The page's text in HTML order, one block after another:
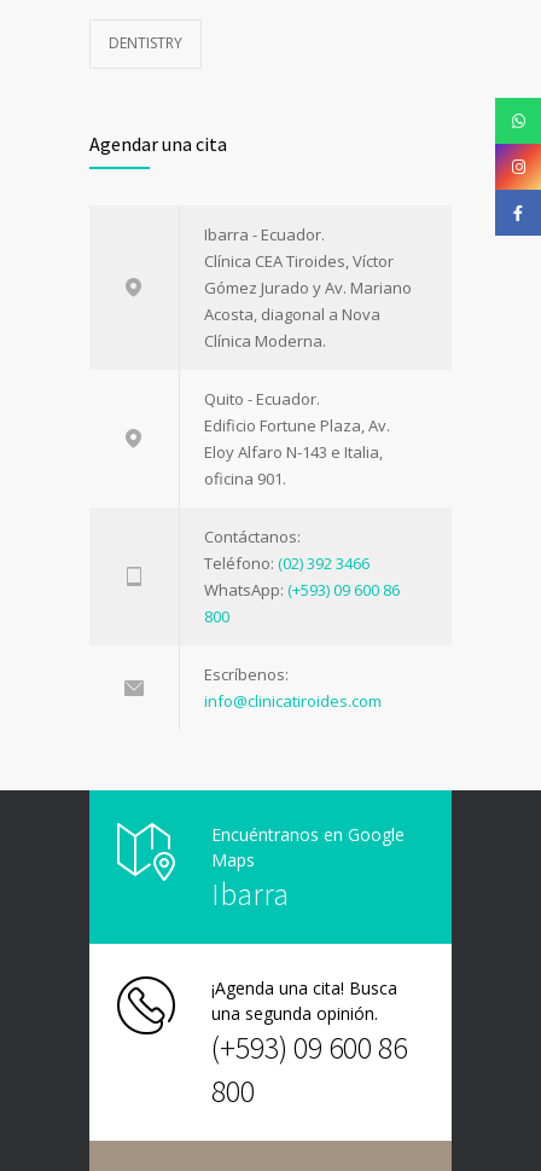
DENTISTRY
Agendar una cita
Ibarra - Ecuador.
Clínica CEA Tiroides, Víctor
Gómez Jurado y Av. Mariano
Acosta, diagonal a Nova
Clínica Moderna.
Quito - Ecuador.
Edificio Fortune Plaza, Av.
Eloy Alfaro N-143 e Italia,
oficina 901.
Contáctanos:
Teléfono: (02) 392 3466
WhatsApp: (+593) 09 600 86
800
Escríbenos:
info@clinicatiroides.com
Encuéntranos en Google
Maps
Ibarra
¡Agenda una cita! Busca
una segunda opinión.
(+593) 09 600 86
800